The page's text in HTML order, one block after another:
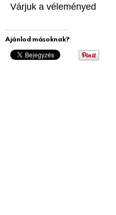
Várjuk a véleményed
Ajánlod másoknak?